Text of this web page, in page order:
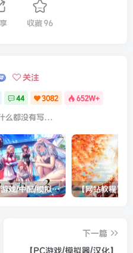
收藏 96
关注
44 3082 652W+
么都没有写...
【PC游戏/中配/模拟器/双系统直装/机翻】アマカノ３（甜蜜女友3）
下一篇
【PC游戏/模拟器/汉化】